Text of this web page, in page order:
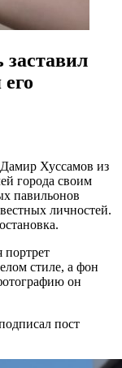
Хуссамов из
города своим
павильонов
личностей.
портрет
стиле, а фон
он
пост